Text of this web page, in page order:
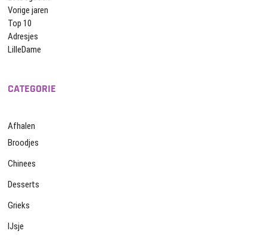
Vorige jaren
Top 10
Adresjes
LilleDame
CATEGORIE
Afhalen
Broodjes
Chinees
Desserts
Grieks
IJsje